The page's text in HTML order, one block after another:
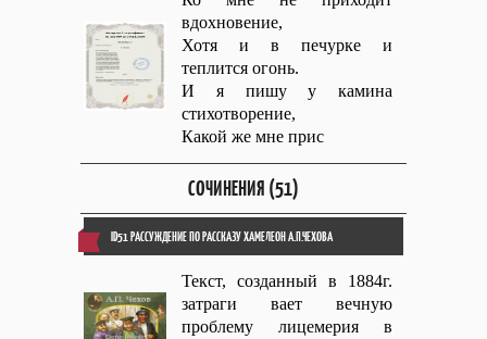
вдохновение,
Хотя и в печурке и
теплится огонь.
И я пишу у камина
стихотворение,
Какой же мне прис
СОЧИНЕНИЯ (51)
ID51 РАССУЖДЕНИЕ ПО РАССКАЗУ ХАМЕЛЕОН А.П.ЧЕХОВА
Текст, созданный в 1884г.
затраги вает вечную
проблему лицемерия в